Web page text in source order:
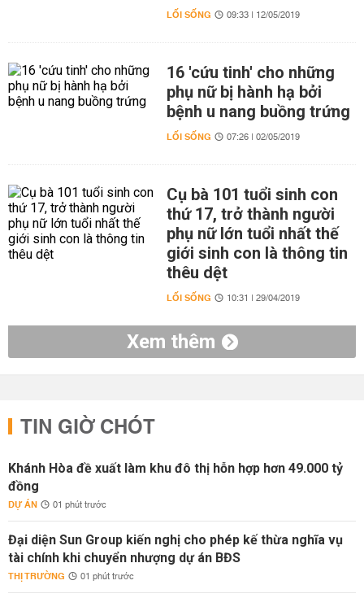
LỐI SỐNG 09:33 | 12/05/2019
16 'cứu tinh' cho những
phụ nữ bị hành hạ bởi
bệnh u nang buồng trứng
LỐI SỐNG 07:26 | 02/05/2019
Cụ bà 101 tuổi sinh con
thứ 17, trở thành người
phụ nữ lớn tuổi nhất thế
giới sinh con là thông tin
thêu dệt
LỐI SỐNG 10:31 | 29/04/2019
Xem thêm
TIN GIỜ CHÓT
Khánh Hòa đề xuất làm khu đô thị hỗn hợp hơn 49.000 tỷ
đồng
DỰ ÁN 01 phút trước
Đại diện Sun Group kiến nghị cho phép kế thừa nghĩa vụ
tài chính khi chuyển nhượng dự án BĐS
THỊ TRƯỜNG 01 phút trước